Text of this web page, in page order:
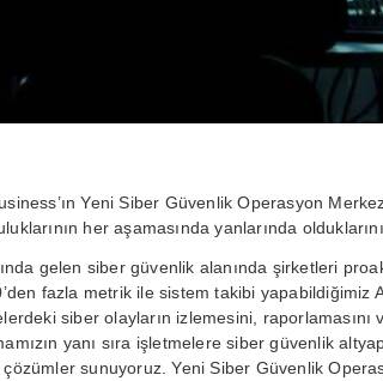
Yeni Siber Güvenlik Operasyon
her aşamasında yanlarında
gelen siber güvenlik alanında şirketleri
fazla metrik ile sistem takibi yapabildiğimiz
siber olayların izlemesini,
yanı sıra işletmelere siber güvenlik
sunuyoruz. Yeni Siber Güvenlik